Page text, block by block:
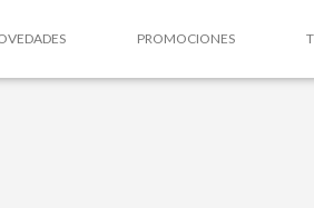
PROMOCIONES